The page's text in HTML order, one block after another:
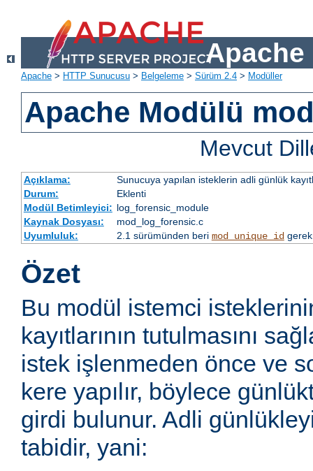
Apache
Apache > HTTP Sunucusu > Belgeleme > Sürüm 2.4 > Modüller
Apache Modülü
Mevcut
Açıklama:
Sunucuya yapılan isteklerin adli günlük
Durum:
Eklenti
Modül Betimleyici: log_forensic_module
Kaynak Dosyası:
mod_log_forensic.c
Uyumluluk:
2.1 sürümünden beri mod_unique_id
Özet
Bu modül istemci
kayıtlarının tutulmasını
istek işlenmeden önce ve
kere yapılır, böylece
girdi bulunur. Adli
tabidir, yani: